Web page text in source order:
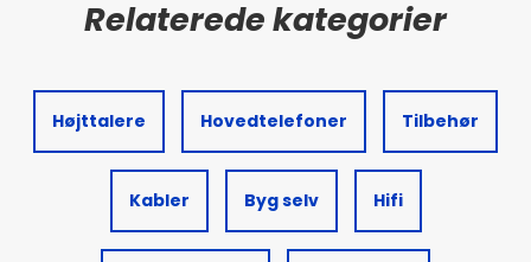
Højttalere Hovedtelefoner Tilbehør
Kabler Byg selv Hifi